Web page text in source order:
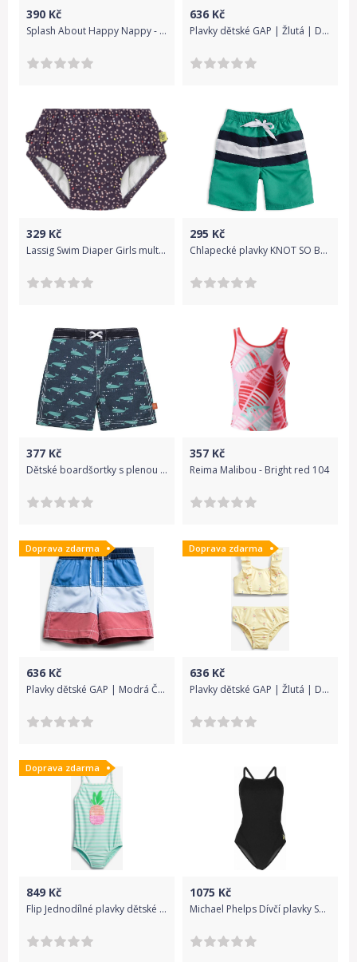
390 Kč
Splash About Happy Nappy - surf M
636 Kč
Plavky dětské GAP | Žlutá | Dívčí | 12-18 měsíců
329 Kč
Lassig Swim Diaper Girls multidots 86-92
295 Kč
Chlapecké plavky KNOT SO BAD BOARD zelené Velikost: 152
377 Kč
Dětské boardšortky s plenou Lassig - blue whale 68-80
357 Kč
Reima Malibou - Bright red 104
Doprava zdarma
636 Kč
Plavky dětské GAP | Modrá Červená | Chlapecké | 2 roky
Doprava zdarma
636 Kč
Plavky dětské GAP | Žlutá | Dívčí | 3 roky
Doprava zdarma
849 Kč
Flip Jednodílné plavky dětské GAP | Zelená | Dívčí | M
1075 Kč
Michael Phelps Dívčí plavky SOLID LADY COMP BACK černá DE24 (128 cm)